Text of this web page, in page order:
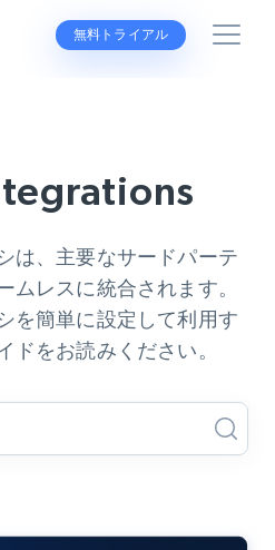
無料トライアル
は、主要なサードパーテ
ムレスに統合されます。
を簡単に設定して利用す
ドをお読みください。